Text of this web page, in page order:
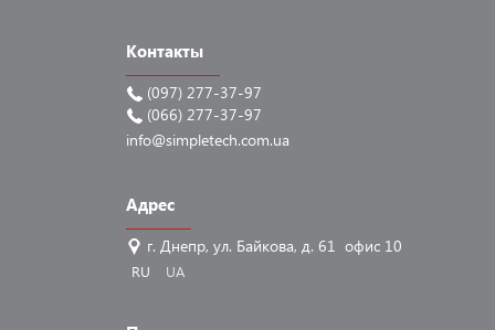
Контакты
(097) 277-37-97
(066) 277-37-97
info@simpletech.com.ua
Адрес
г. Днепр, ул. Байкова, д. 61 офис 10
RU UA